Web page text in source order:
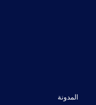
المدونة